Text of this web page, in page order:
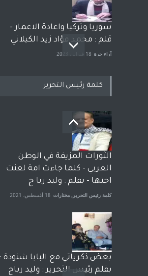
سوريا وتركيا واعادة الاعمار -
قلم : محمد فؤاد زيد الكيلاني
آراء حرة 18 فبراير، 2023
بعد معارك قضائية طاحنة كتب
وترافع فيها بنفسه مرة اخرى..
الشيخ طارق يوسف يقهر
الحكومة الأمريكية ، فأعطوه
الجنسية عن يد وهم صاغرون،
آراء حرة مختارات 7 أبريل، 2023
كلمة رئيس التحرير
الثورات المزيفة في الوطن
العربي - كلما جاءت امة لعنت
اختها - بقلم : وليد ربا ح
كلمة رئيس التحرير , مختارات 18 أغسطس، 2021
بعض ذكرياتي مع البابا شنودة :
بقلم رئيس التحرير : وليد رباح